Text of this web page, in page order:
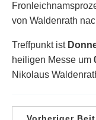
von Waldenrath
Treffpunkt ist
heiligen Messe um
Nikolaus